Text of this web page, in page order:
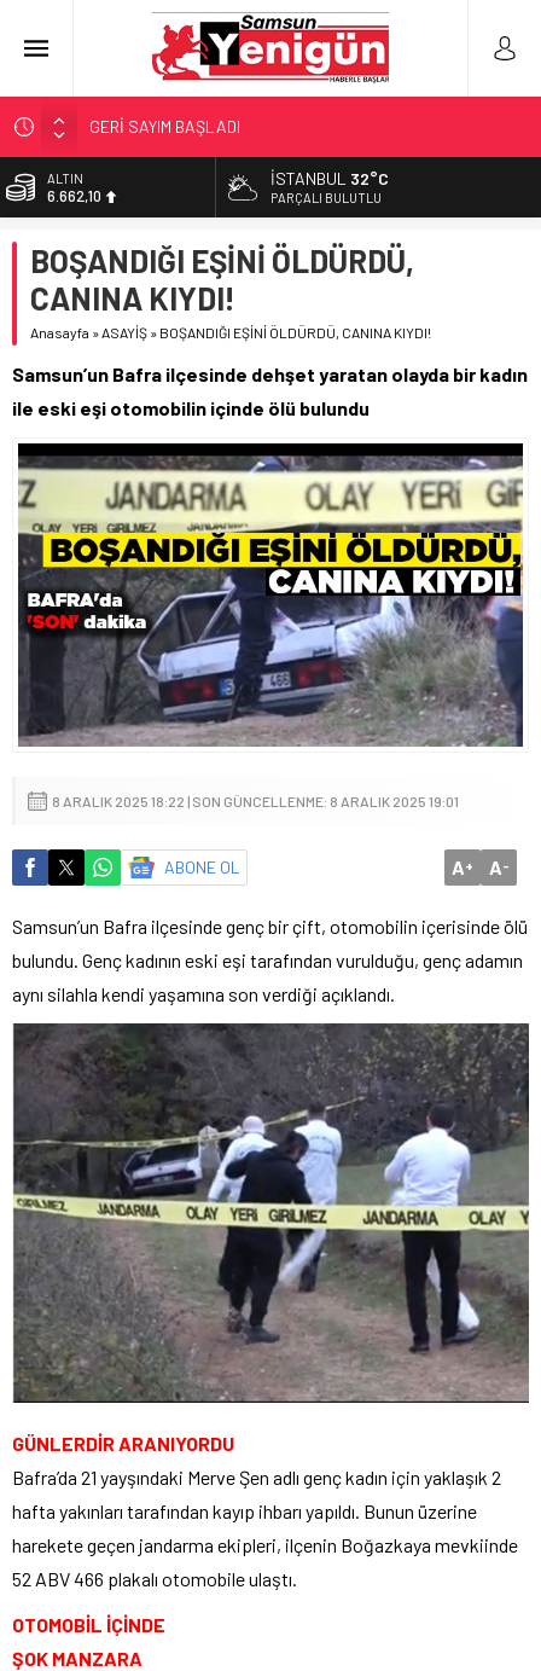
GERİ SAYIM BAŞLADI
SAMSUNSPOR’DA HEDEF 5’İNCİLİK!
‘BAFRA’YA YATIRIM YAPIN!’
YÖNETİCİ SEÇERKEN YAPILAN EN BÜYÜK HATALAR
ALTIN
6.662,10
13.779,39
DOLAR
47,6954
55,1824
İSTANBUL 32°C
PARÇALI BULUTLU
BOŞANDIĞI EŞİNİ ÖLDÜRDÜ,
CANINA KIYDI!
Anasayfa »ASAYİŞ » BOŞANDIĞI EŞİNİ ÖLDÜRDÜ, CANINA KIYDI!
Samsun’un Bafra ilçesinde dehşet yaratan olayda bir kadın
ile eski eşi otomobilin içinde ölü bulundu
8 ARALIK 2025 18:22 | SON GÜNCELLENME: 8 ARALIK 2025 19:01
ABONE OL A+ A-
Samsun’un Bafra ilçesinde genç bir çift, otomobilin içerisinde ölü
bulundu. Genç kadının eski eşi tarafından vurulduğu, genç adamın
aynı silahla kendi yaşamına son verdiği açıklandı.
GÜNLERDİR ARANIYORDU
Bafra’da 21 yayşındaki Merve Şen adlı genç kadın için yaklaşık 2
hafta yakınları tarafından kayıp ihbarı yapıldı. Bunun üzerine
harekete geçen jandarma ekipleri, ilçenin Boğazkaya mevkiinde
52 ABV 466 plakalı otomobile ulaştı.
OTOMOBİL İÇİNDE
ŞOK MANZARA